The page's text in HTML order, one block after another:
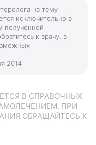
на тему
исключительно в
полученной
к врачу, в
2014
В СПРАВОЧНЫХ
ПРИ
ОБРАЩАЙТЕСЬ К